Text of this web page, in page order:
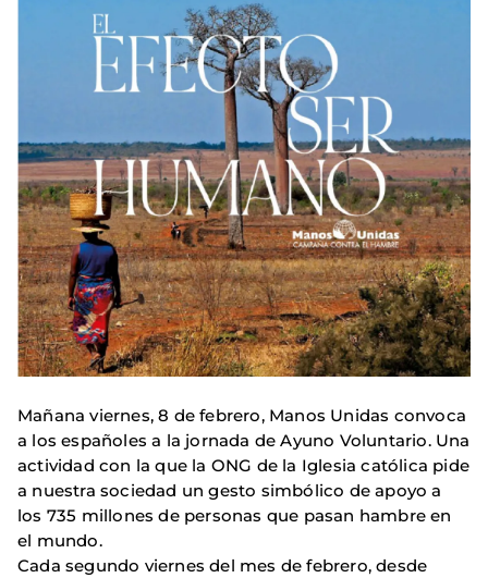
Mañana viernes, 8 de febrero, Manos Unidas convoca
a los españoles a la jornada de Ayuno Voluntario. Una
actividad con la que la ONG de la Iglesia católica pide
a nuestra sociedad un gesto simbólico de apoyo a
los 735 millones de personas que pasan hambre en
el mundo.
Cada segundo viernes del mes de febrero, desde